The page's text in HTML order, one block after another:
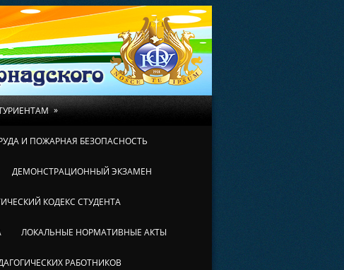
»
И ПОЖАРНАЯ БЕЗОПАСНОСТЬ
ДЕМОНСТРАЦИОННЫЙ ЭКЗАМЕН
КОДЕКС СТУДЕНТА
ЛОКАЛЬНЫЕ НОРМАТИВНЫЕ АКТЫ
РАБОТНИКОВ